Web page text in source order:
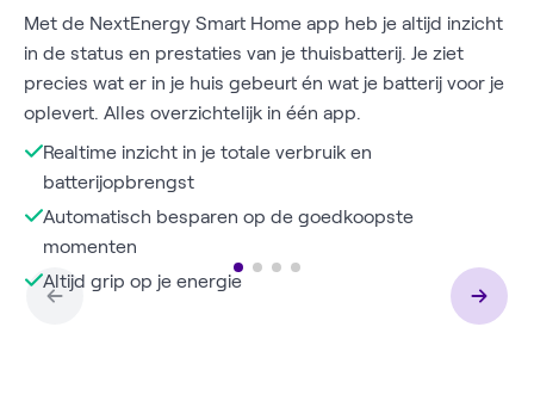
Met de NextEnergy Smart Home app heb je altijd inzicht
in de status en prestaties van je thuisbatterij. Je ziet
precies wat er in je huis gebeurt én wat je batterij voor je
oplevert. Alles overzichtelijk in één app.
Realtime inzicht in je totale verbruik en
batterijopbrengst
Automatisch besparen op de goedkoopste
momenten
Altijd grip op je energie